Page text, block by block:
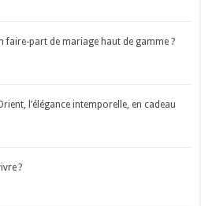
faire-part de mariage haut de gamme ?
l’élégance intemporelle, en cadeau
?